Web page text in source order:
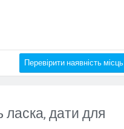
Перевірити наявність місць
ласка, дати для